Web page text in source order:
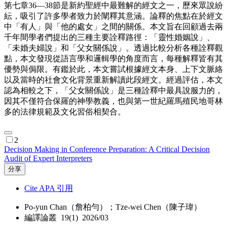
第七章36—38節是新約聖經中最難解的經文之一，歷來眾說紛
紜，吸引了許多學者致力於闡釋其意涵。論釋的焦點在於經文
中「有人」與「他的處女」之間的關係。本文旨在回顧過去兩
千年間學者們提出的三種主要詮釋路徑：「靈性婚姻說」、
「未婚夫婦說」和「父女關係說」。透過比較分析各種詮釋觀
點，本文發現從語言學和邏輯學的角度而言，每種解釋皆有其
優勢與侷限。有鑑於此，本文嘗試根據經文本身、上下文脈絡
以及當時的社會文化背景重新解讀此段經文。經過評估，本文
認為相較之下，「父女關係說」是三種詮釋中最具說服力的，
因其不僅符合保羅的神學教義，也與第一世紀羅馬殖民地哥林
多的法律規範及文化習俗相契合。
2
Decision Making in Conference Preparation: A Critical Decision
Audit of Expert Interpreters
分享
Cite APA 引用
Po-yun Chan（詹柏勻）；Tze-wei Chen（陳子瑋）
編譯論叢 19(1) 2026/03